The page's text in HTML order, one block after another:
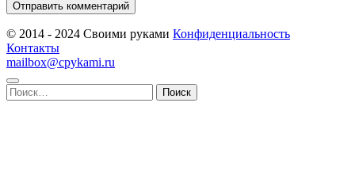
© 2014 - 2024 Своими руками Конфиденциальность
Контакты
mailbox@cpykami.ru
Найти: